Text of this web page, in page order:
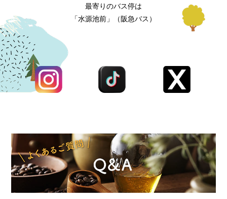
最寄りのバス停は
「水源池前」（阪急バス）